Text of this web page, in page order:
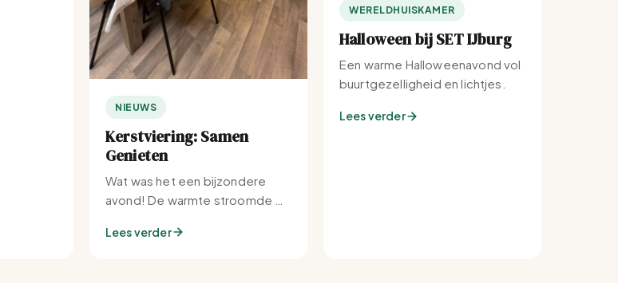
NIEUWS
Kerstviering: Samen
Genieten
Wat was het een bijzondere
avond! De warmte stroomde bij
Lees verder
WERELDHUISKAMER
Halloween bij SET IJburg
Een warme Halloweenavond vol
buurtgezelligheid en lichtjes.
Lees verder